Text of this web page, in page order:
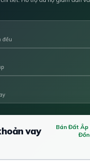
đều
vay
Bán Đất Âp